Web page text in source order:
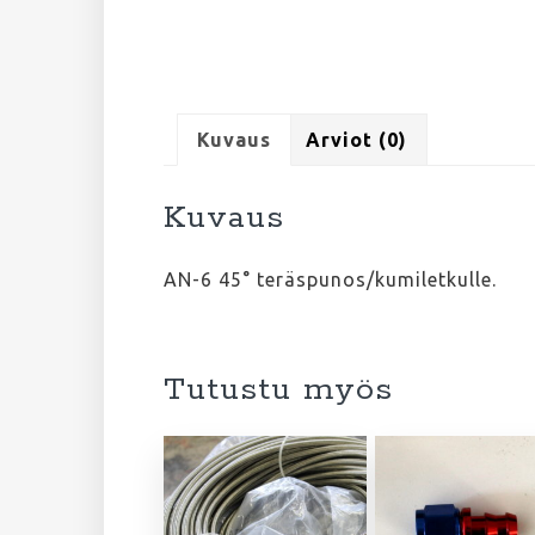
Kuvaus Arviot (0)
Kuvaus
AN-6 45° teräspunos/kumiletkulle.
Tutustu myös